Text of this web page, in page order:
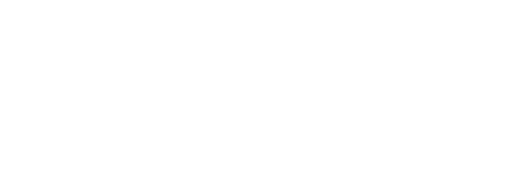
rete globale per l’elaborazione dei pagamenti tra diversi Paesi.
un bonifico internazionale.
In altri casi, le banche preferiscono avere un codice SWIFT dedicato per ogni